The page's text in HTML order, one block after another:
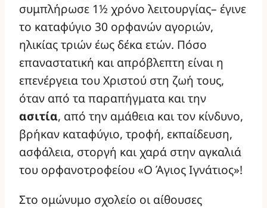
συμπλήρωσε 1½ χρόνο λειτουργίας– έγινε
το καταφύγιο 30 ορφανών αγοριών,
ηλικίας τριών έως δέκα ετών. Πόσο
επαναστατική και απρόβλεπτη είναι η
επενέργεια του Χριστού στη ζωή τους,
όταν από τα παραπήγματα και την
ασιτία, από την αμάθεια και τον κίνδυνο,
βρήκαν καταφύγιο, τροφή, εκπαίδευση,
ασφάλεια, στοργή και χαρά στην αγκαλιά
του ορφανοτροφείου «Ο Άγιος Ιγνάτιος»!
Στο ομώνυμο σχολείο οι αίθουσες